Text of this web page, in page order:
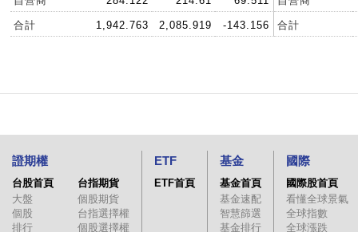
合計 1,942.763 2,085.919 -143.156 合計
證期權
台股首頁
大盤
個股
排行
台指期貨
個股期貨
台指選擇權
個股選擇權
ETF
ETF首頁
基金
基金首頁
基金速配
智慧篩選
基金排行
國際
國際股首頁
看懂全球景氣
全球指數
全球漲跌